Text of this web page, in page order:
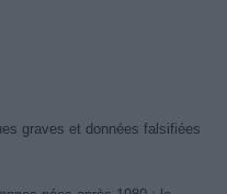
graves et données falsifiées